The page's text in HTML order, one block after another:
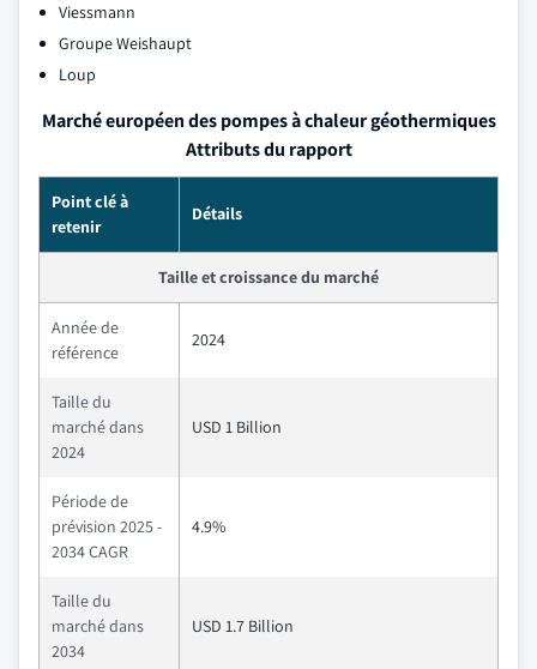
Viessmann
Groupe Weishaupt
Loup
Marché européen des pompes à chaleur géothermiques
Attributs du rapport
Point clé à
retenir
Détails
Taille et croissance du marché
Année de
référence
2024
Taille du
marché dans
2024
USD 1 Billion
Période de
prévision 2025 -
2034 CAGR
4.9%
Taille du
marché dans
2034
USD 1.7 Billion